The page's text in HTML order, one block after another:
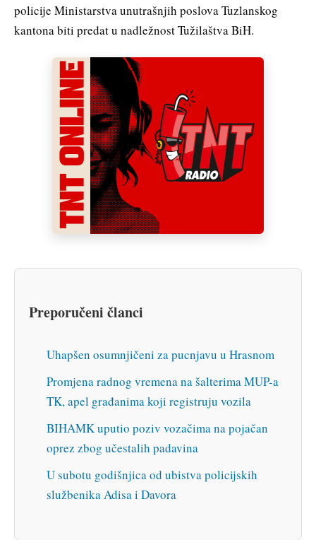
policije Ministarstva unutrašnjih poslova Tuzlanskog
kantona biti predat u nadležnost Tužilaštva BiH.
Preporučeni članci
Uhapšen osumnjičeni za pucnjavu u Hrasnom
Promjena radnog vremena na šalterima MUP-a
TK, apel građanima koji registruju vozila
BIHAMK uputio poziv vozačima na pojačan
oprez zbog učestalih padavina
U subotu godišnjica od ubistva policijskih
službenika Adisa i Davora